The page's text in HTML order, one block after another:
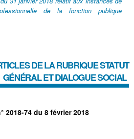
de la fonction publique
DE LA RUBRIQUESTATUT
GÉNÉRAL ET DIALOGUE SOCIAL
2018-74 du 8 février 2018